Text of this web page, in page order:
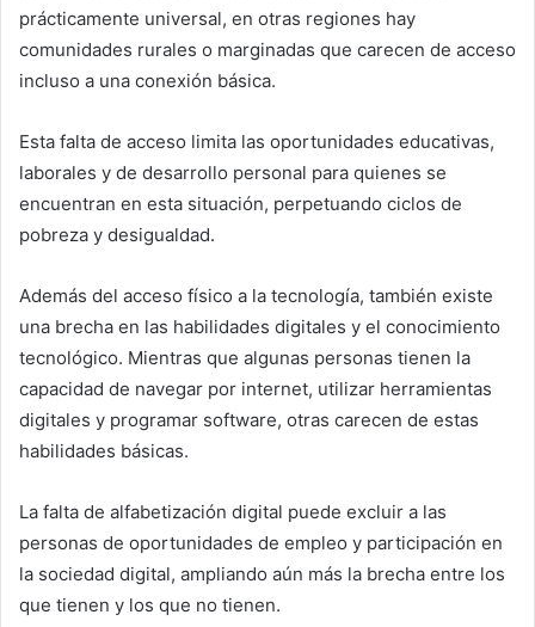
prácticamente universal, en otras regiones hay
comunidades rurales o marginadas que carecen de acceso
incluso a una conexión básica.
Esta falta de acceso limita las oportunidades educativas,
laborales y de desarrollo personal para quienes se
encuentran en esta situación, perpetuando ciclos de
pobreza y desigualdad.
Además del acceso físico a la tecnología, también existe
una brecha en las habilidades digitales y el conocimiento
tecnológico. Mientras que algunas personas tienen la
capacidad de navegar por internet, utilizar herramientas
digitales y programar software, otras carecen de estas
habilidades básicas.
La falta de alfabetización digital puede excluir a las
personas de oportunidades de empleo y participación en
la sociedad digital, ampliando aún más la brecha entre los
que tienen y los que no tienen.